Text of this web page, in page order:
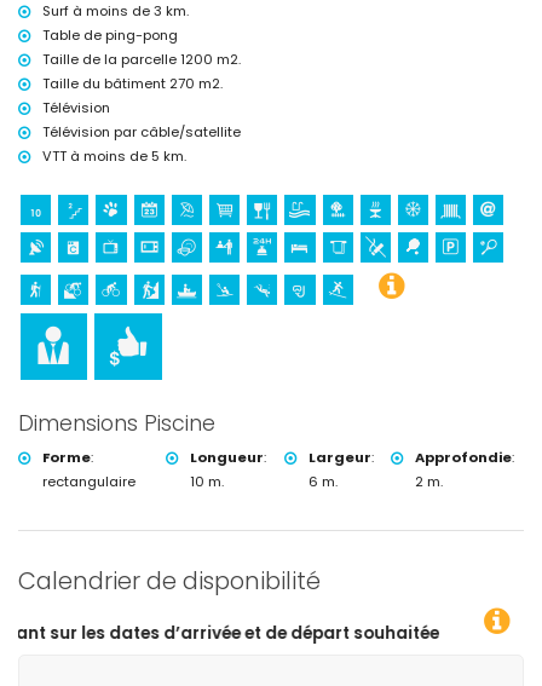
musée (Histórico de Jávea, Jávea), église (Virgen de Loreto, Puerto,
Jávea), ruine (Molinos de Viento, Jávea), monument (Pueblo de Jávea,
Jávea), bâtiment architectural (Pueblo de Jávea, Jávea), lieu
historique (Pueblo de Jávea et Jávea) (à moins de 10 kilomètres de
l'hébergement)
château (Portal de la Vila et Denia) (à moins de 25 kilomètres de
l'hébergement)
tennis, randonnée, VTT, cyclisme, escalade, canoë, kayak, plongée,
snorkeling et surf (à moins de 5 kilomètres de la villa)
golf (Club de Golf, Jávea) et équitation (à moins de 10 kilomètres de
la villa)
Surf à moins de 3 km.
Table de ping-pong
Taille de la parcelle 1200 m2.
Taille du bâtiment 270 m2.
Télévision
Télévision par câble/satellite
VTT à moins de 5 km.
Dimensions Piscine
Forme:
rectangulaire
Longueur:
10 m.
Largeur:
6 m.
Approfondie:
2 m.
Calendrier de disponibilité
et de départ souhaitées !